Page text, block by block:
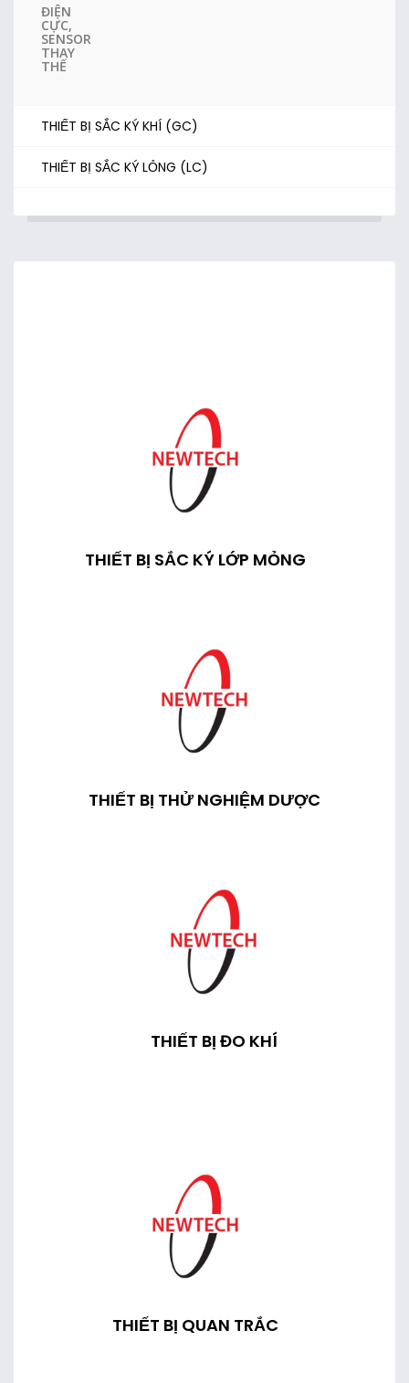
ĐIỆN
CỰC,
SENSOR
THAY
THẾ
THIẾT BỊ SẮC KÝ KHÍ (GC)
THIẾT BỊ SẮC KÝ LỎNG (LC)
THIẾT BỊ SẮC KÝ LỚP MỎNG
THIẾT BỊ THỬ NGHIỆM DƯỢC
THIẾT BỊ ĐO KHÍ
THIẾT BỊ QUAN TRẮC